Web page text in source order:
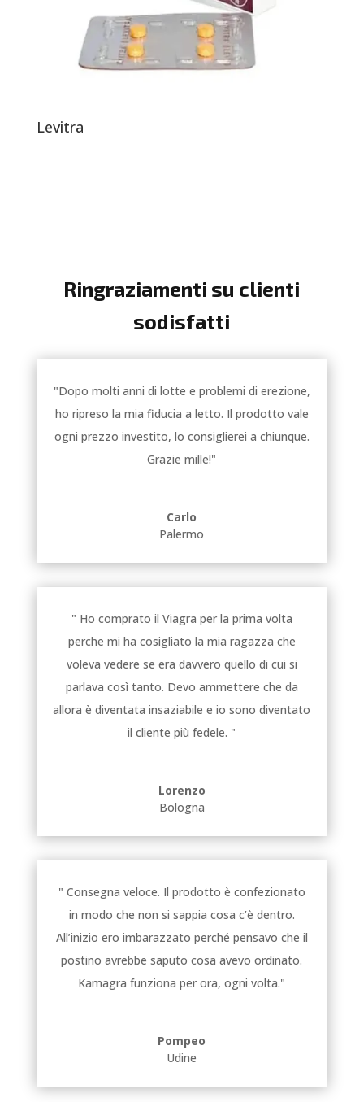
Levitra
Ringraziamenti su clienti
sodisfatti
"Dopo molti anni di lotte e problemi di erezione,
ho ripreso la mia fiducia a letto. Il prodotto vale
ogni prezzo investito, lo consiglierei a chiunque.
Grazie mille!"
Carlo
Palermo
" Ho comprato il Viagra per la prima volta
perche mi ha cosigliato la mia ragazza che
voleva vedere se era davvero quello di cui si
parlava così tanto. Devo ammettere che da
allora è diventata insaziabile e io sono diventato
il cliente più fedele. "
Lorenzo
Bologna
" Consegna veloce. Il prodotto è confezionato
in modo che non si sappia cosa c’è dentro.
All’inizio ero imbarazzato perché pensavo che il
postino avrebbe saputo cosa avevo ordinato.
Kamagra funziona per ora, ogni volta."
Pompeo
Udine